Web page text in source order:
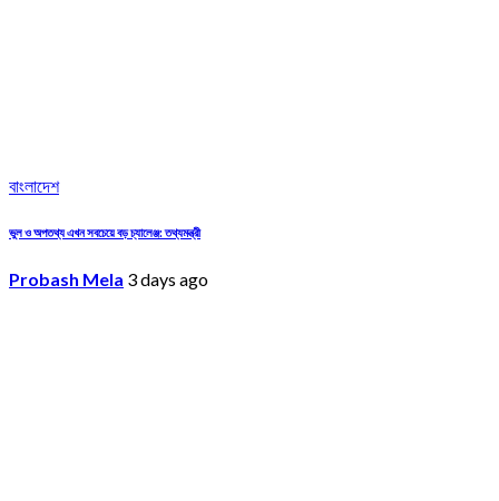
বাংলাদেশ
ভুল ও অপতথ্য এখন সবচেয়ে বড় চ্যালেঞ্জ: তথ্যমন্ত্রী
Probash Mela 3 days ago